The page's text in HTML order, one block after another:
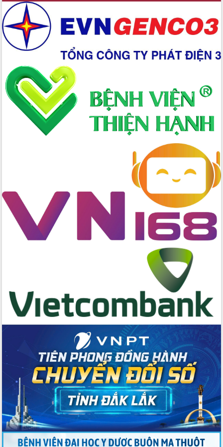
Xây dựng nền hành chính số đồng
hành cùng nông dân dân, doanh nghiệp
Giai đoạn 2026-2030, Đắk Lắk phấn
đấu có 77% xã đạt chuẩn nông thôn
Chuyển đổi số 'mở đường' cho nông
nghiệp Đắk Lắk tăng trưởng bứt phá
Triển khai đồng bộ đo đạc, lập hồ sơ
địa chính, hoàn thiện cơ sở dữ liệu đất
đai
Ứng dụng sinh trắc học - Bước tiến
trong hành trình chuyển đổi số tại Đắk
bền vững
Tập huấn nâng cao năng lực triển khai
chuyển đổi số cho cán bộ, công chức
cấp xã
Đắk Lắk phát động hưởng ứng Ngày
hai con số trong năm 2026
Tổ chức trang trọng Lễ hội Đền thờ
Lương Văn Chánh năm 2026
Huy giữ chức Bí thư Đảng ủy Ủy Ban
Nhân dân tỉnh
Bệnh án điện tử thúc đẩy chuyển đổi
số y tế tại Đắk Lắk
Chuyển đổi số thư viện: Mở rộng
không gian tri thức trong thời đại số
Đánh giá, rút kinh nghiệm công tác tổ
chức diễn tập trước ngày bầu cử
Chương trình “Gặp gỡ hữu nghị –
Friendship Meeting New Year 2026”